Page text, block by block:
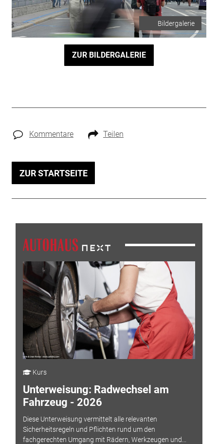
Bildergalerie
ZUR BILDERGALERIE
Kommentare Teilen
ZUR STARTSEITE
Kurs
Unterweisung: Radwechsel am
Fahrzeug - 2026
Diese Unterweisung vermittelt alle relevanten
Sicherheitsregeln und Pflichten rund um den
fachgerechten Umgang mit Rädern, Werkzeugen und...